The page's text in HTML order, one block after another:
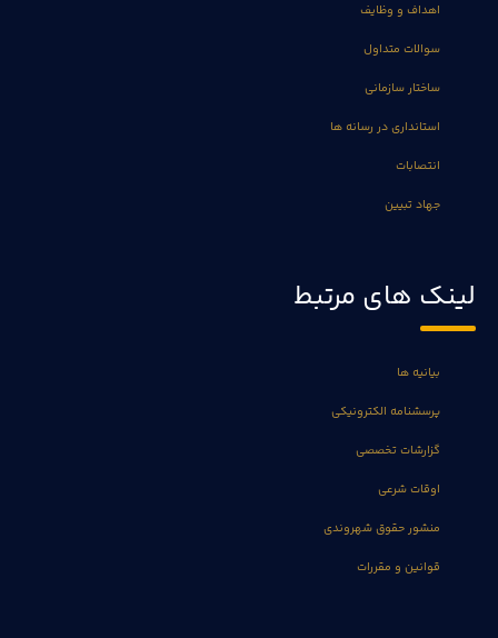
اهداف و وظایف
سوالات متداول
ساختار سازمانی
استانداری در رسانه ها
انتصابات
جهاد تبیین
لینک های مرتبط
بیانیه ها
پرسشنامه الکترونیکی
گزارشات تخصصی
اوقات شرعی
منشور حقوق شهروندی
قوانین و مقررات